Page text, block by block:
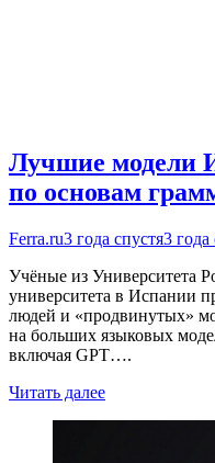
Лучшие модели
по основам
Ferra.ru3 года спустя3 года
Учёные из Университета
университета в Испании
людей и «продвинутых»
на больших языковых
включая GPT….
Читать далее